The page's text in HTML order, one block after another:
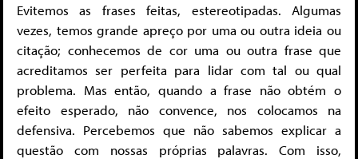
Evitemos as frases feitas, estereotipadas. Algumas
vezes, temos grande apreço por uma ou outra ideia ou
citação; conhecemos de cor uma ou outra frase que
acreditamos ser perfeita para lidar com tal ou qual
problema. Mas então, quando a frase não obtém o
efeito esperado, não convence, nos colocamos na
defensiva. Percebemos que não sabemos explicar a
questão com nossas próprias palavras. Com isso,